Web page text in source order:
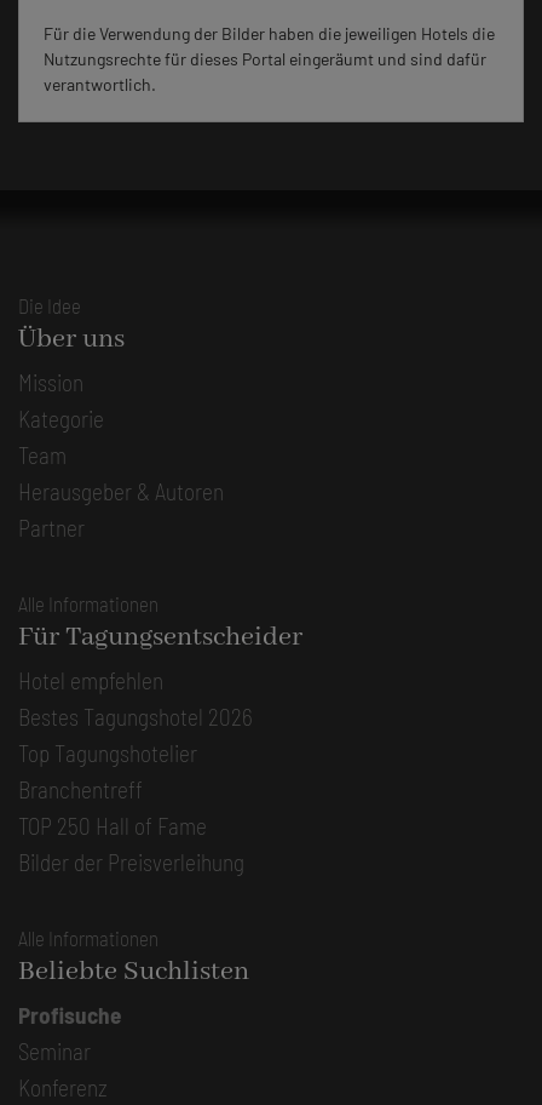
Für die Verwendung der Bilder haben die jeweiligen Hotels die
Nutzungsrechte für dieses Portal eingeräumt und sind dafür
verantwortlich.
Die Idee
Über uns
Mission
Kategorie
Team
Herausgeber & Autoren
Partner
Alle Informationen
Für Tagungsentscheider
Hotel empfehlen
Bestes Tagungshotel 2026
Top Tagungshotelier
Branchentreff
TOP 250 Hall of Fame
Bilder der Preisverleihung
Alle Informationen
Beliebte Suchlisten
Profisuche
Seminar
Konferenz